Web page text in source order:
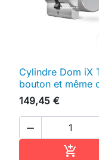
Cylindre Dom iX
bouton et même
149,45 €

